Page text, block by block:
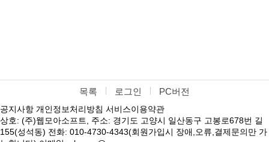
목록 로그인 PC버전
공지사항 개인정보처리방침 서비스이용약관
상호: (주)웹모아소프트, 주소: 경기도 고양시 일산동구 고봉로678번 길
155(성석동) 전화: 010-4730-4343(회원가입시 장애,오류,결제문의만 가